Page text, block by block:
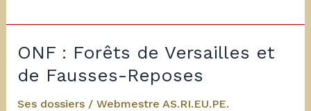
:
en
cours
ONF : Forêts de Versailles et
de Fausses-Reposes
Ses dossiers/ Webmestre AS.RI.EU.PE.